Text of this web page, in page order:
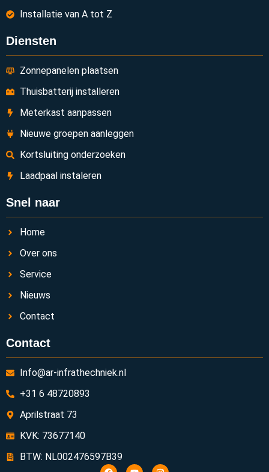
Installatie van A tot Z
Diensten
Zonnepanelen plaatsen
Thuisbatterij installeren
Meterkast aanpassen
Nieuwe groepen aanleggen
Kortsluiting onderzoeken
Laadpaal instaleren
Snel naar
Home
Over ons
Service
Nieuws
Contact
Contact
Info@ar-infrathechniek.nl
+31 6 48720893
Aprilstraat 73
KVK: 73677140
BTW: NL002476597B39